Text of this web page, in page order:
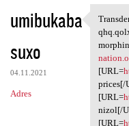
K
o
m
e
n
umibukaba
suxo
04.11.2021
Adres
[URL=
prices[/
[URL=
nizol[/
[URL=